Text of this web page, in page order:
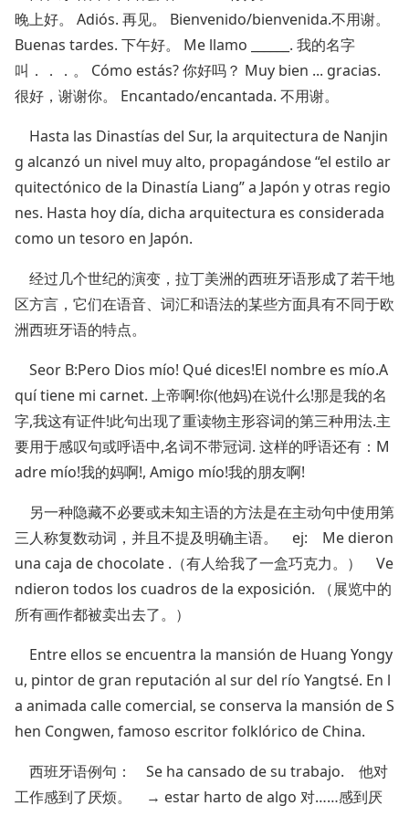
晚上好。 Adiós. 再见。 Bienvenido/bienvenida.不用谢。
Buenas tardes. 下午好。 Me llamo ______. 我的名字
叫．．．。 Cómo estás? 你好吗？ Muy bien ... gracias.
很好，谢谢你。 Encantado/encantada. 不用谢。
Hasta las Dinastías del Sur, la arquitectura de Nanjin
g alcanzó un nivel muy alto, propagándose “el estilo ar
quitectónico de la Dinastía Liang” a Japón y otras regio
nes. Hasta hoy día, dicha arquitectura es considerada
como un tesoro en Japón.
经过几个世纪的演变，拉丁美洲的西班牙语形成了若干地
区方言，它们在语音、词汇和语法的某些方面具有不同于欧
洲西班牙语的特点。
Seor B:Pero Dios mío! Qué dices!El nombre es mío.A
quí tiene mi carnet. 上帝啊!你(他妈)在说什么!那是我的名
字,我这有证件!此句出现了重读物主形容词的第三种用法.主
要用于感叹句或呼语中,名词不带冠词. 这样的呼语还有：M
adre mío!我的妈啊!, Amigo mío!我的朋友啊!
另一种隐藏不必要或未知主语的方法是在主动句中使用第
三人称复数动词，并且不提及明确主语。 ej: Me dieron
una caja de chocolate .（有人给我了一盒巧克力。） Ve
ndieron todos los cuadros de la exposición. （展览中的
所有画作都被卖出去了。）
Entre ellos se encuentra la mansión de Huang Yongy
u, pintor de gran reputación al sur del río Yangtsé. En l
a animada calle comercial, se conserva la mansión de S
hen Congwen, famoso escritor folklórico de China.
西班牙语例句： Se ha cansado de su trabajo. 他对
工作感到了厌烦。 → estar harto de algo 对……感到厌